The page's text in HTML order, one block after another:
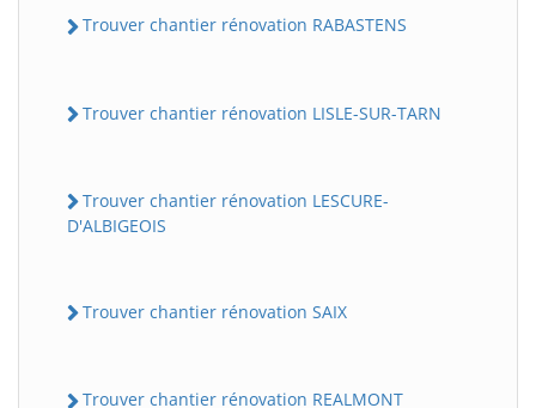
Trouver chantier rénovation RABASTENS
Trouver chantier rénovation LISLE-SUR-TARN
Trouver chantier rénovation LESCURE-
D'ALBIGEOIS
Trouver chantier rénovation SAIX
Trouver chantier rénovation REALMONT